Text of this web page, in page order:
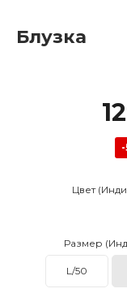
Блузка
Цвет
Размер
L/50